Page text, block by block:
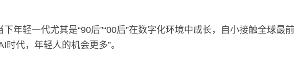
轻一代尤其是“90后”“00后”在数字化环境中成长，自小接触全球最前
时代，年轻人的机会更多”。